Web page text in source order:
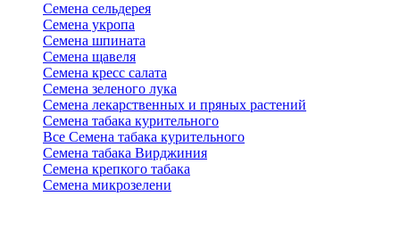
Семена сельдерея
Семена укропа
Семена шпината
Семена щавеля
Семена кресс салата
Семена зеленого лука
Семена лекарственных и пряных растений
Семена табака курительного
Все Семена табака курительного
Семена табака Вирджиния
Семена крепкого табака
Семена микрозелени